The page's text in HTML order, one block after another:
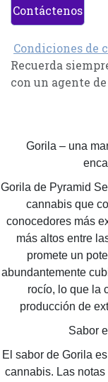
Contáctenos
Condiciones de
Recuerda
con un agente
Gorila – una
Gorila de Pyramid
cannabis que
conocedores más
más altos entre
promete un
abundantemente
rocío, lo que la
producción de
Sabor
El sabor de Gorila
cannabis. Las